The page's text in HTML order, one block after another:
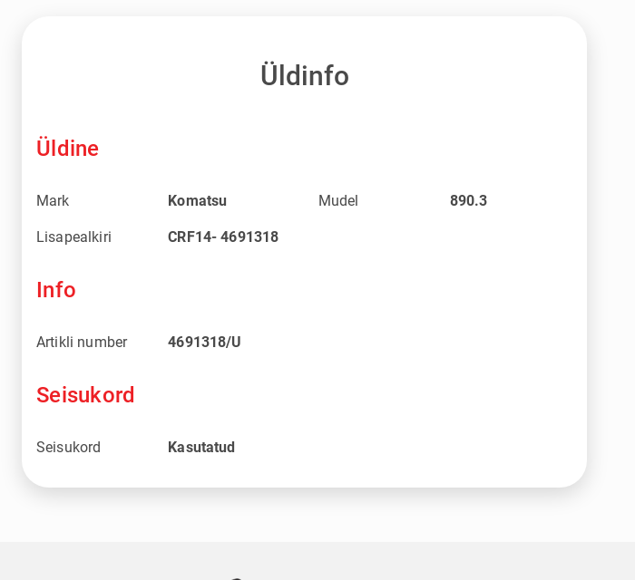
Üldinfo
Üldine
Mark Komatsu Mudel 890.3
Lisapealkiri CRF14- 4691318
Info
Artikli number 4691318/U
Seisukord
Seisukord Kasutatud